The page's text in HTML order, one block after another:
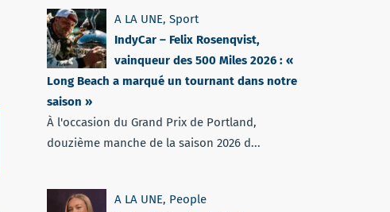
A LA UNE, Sport
IndyCar – Felix Rosenqvist,
vainqueur des 500 Miles 2026 : «
Long Beach a marqué un tournant dans notre
saison »
À l'occasion du Grand Prix de Portland,
douzième manche de la saison 2026 d...
A LA UNE, People